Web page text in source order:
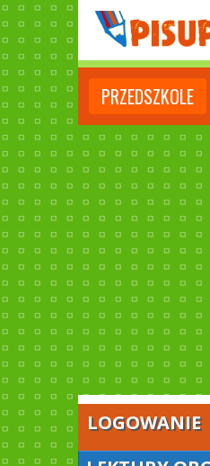
PRZEDSZKOLE
LOGOWANIE